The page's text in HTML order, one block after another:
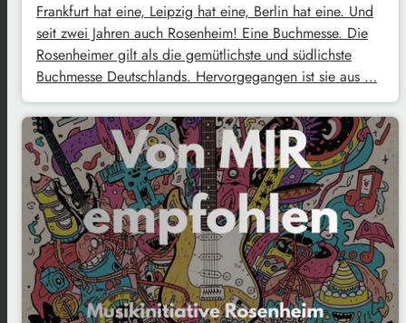
Frankfurt hat eine, Leipzig hat eine, Berlin hat eine. Und
seit zwei Jahren auch Rosenheim! Eine Buchmesse. Die
Rosenheimer gilt als die gemütlichste und südlichste
Buchmesse Deutschlands. Hervorgegangen ist sie aus …